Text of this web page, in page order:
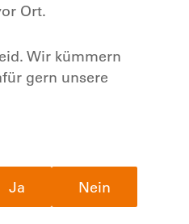
Ort.
Wir kümmern
gern unsere
Ja Nein